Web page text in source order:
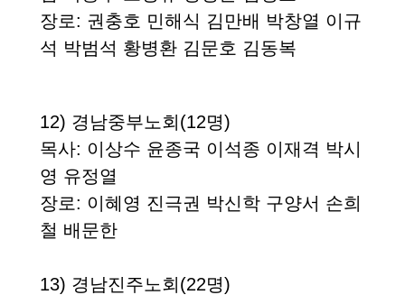
장로: 권충호 민해식 김만배 박창열 이규
석 박범석 황병환 김문호 김동복
12) 경남중부노회 (12명)
목사: 이상수 윤종국 이석종 이재격 박시
영 유정열
장로: 이혜영 진극권 박신학 구양서 손희
철 배문한
13) 경남진주노회 (22명)